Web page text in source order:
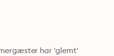
har 'glemt'